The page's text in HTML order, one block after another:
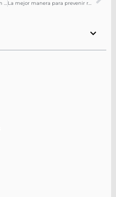
La mejor manera para prevenir riesgos en flotas comerciales: ONE TIERRA